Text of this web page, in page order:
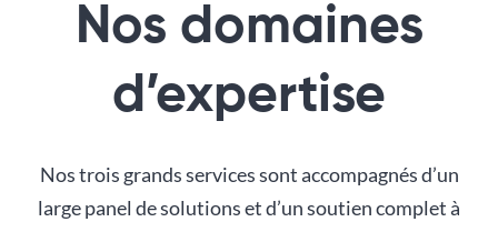
Nos domaines
d’expertise
Nos trois grands services sont accompagnés d’un
large panel de solutions et d’un soutien complet à